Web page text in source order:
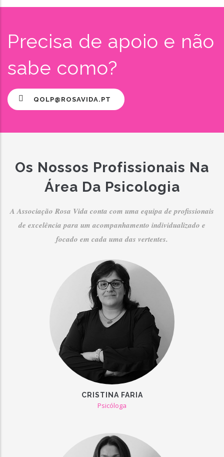
Precisa de apoio e não
sabe como?
QOLP@ROSAVIDA.PT
Os Nossos Profissionais Na
Área Da Psicologia
A Associação Rosa Vida conta com uma equipa de profissionais
de excelência para um acompanhamento individualizado e
focado em cada uma das vertentes.
CRISTINA FARIA
Psicóloga